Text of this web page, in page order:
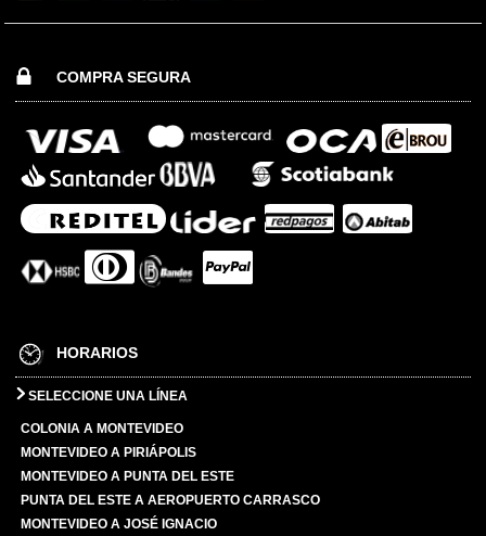
COMPRA SEGURA
HORARIOS
SELECCIONE UNA LÍNEA
COLONIA A MONTEVIDEO
MONTEVIDEO A PIRIÁPOLIS
MONTEVIDEO A PUNTA DEL ESTE
PUNTA DEL ESTE A AEROPUERTO CARRASCO
MONTEVIDEO A JOSÉ IGNACIO